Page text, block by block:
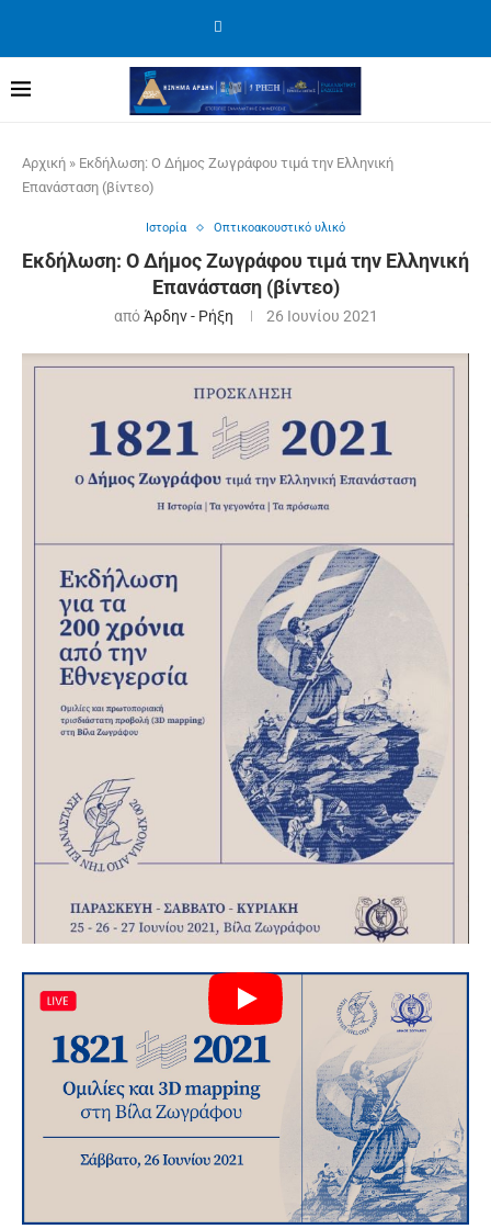
Αρχική » Εκδήλωση: Ο Δήμος Ζωγράφου τιμά την Ελληνική
Επανάσταση (βίντεο)
Ιστορία Οπτικοακουστικό υλικό
Εκδήλωση: Ο Δήμος Ζωγράφου τιμά την Ελληνική
Επανάσταση (βίντεο)
απόΆρδην - Ρήξη 26 Ιουνίου 2021